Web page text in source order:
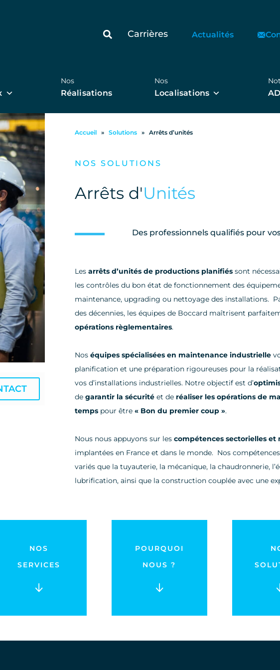
Carrières Actualités
Nos
Réalisations
Nos
Localisations
Accueil » Solutions » Arrêts d’unités
NOS SOLUTIONS
Arrêts d'Unités
Des professionnels qualifiés pour
Les arrêts d’unités de productions planifiéssont
les contrôles du bon état de fonctionnement des
maintenance, upgrading ou nettoyage des installations.
des décennies, les équipes de Boccard maîtrisent
opérations règlementaires.
Nos équipes spécialisées en maintenance industrielle
planification et une préparation rigoureuses pour la
vos d’installations industrielles. Notre objectif est d’
degarantir la sécurité et deréaliser les opérations de
tempspour être « Bon du premier coup ».
Nous nous appuyons sur les compétences sectorielles et
implantées en France et dans le monde. Nos
variés que la tuyauterie, la mécanique, la chaudronnerie,
lubrification, ainsi que la construction couplée avec une
NOS
SERVICES
POURQUOI
NOUS ?